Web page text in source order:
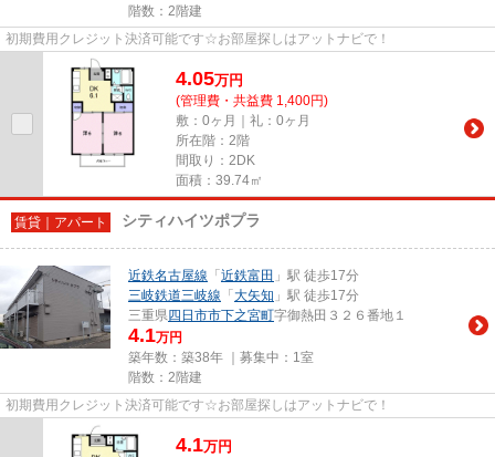
階数：2階建
初期費用クレジット決済可能です☆お部屋探しはアットナビで！
4.05万円
(管理費・共益費 1,400円)
敷：0ヶ月｜礼：0ヶ月
所在階：2階
間取り：2DK
面積：39.74㎡
賃貸｜アパート シティハイツポプラ
近鉄名古屋線 「 近鉄富田 」駅 徒歩17分
三岐鉄道三岐線 「 大矢知 」駅 徒歩17分
三重県四日市市下之宮町字御熱田３２６番地１
4.1万円
築年数：築38年 ｜募集中： 1室
階数：2階建
初期費用クレジット決済可能です☆お部屋探しはアットナビで！
4.1万円